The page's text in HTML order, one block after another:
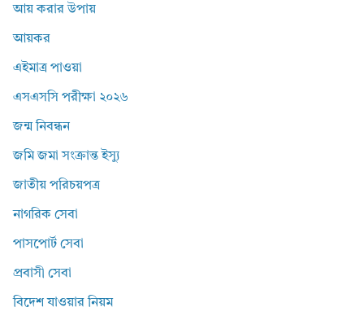
আয় করার উপায়
আয়কর
এইমাত্র পাওয়া
এসএসসি পরীক্ষা ২০২৬
জন্ম নিবন্ধন
জমি জমা সংক্রান্ত ইস্যু
জাতীয় পরিচয়পত্র
নাগরিক সেবা
পাসপোর্ট সেবা
প্রবাসী সেবা
বিদেশ যাওয়ার নিয়ম